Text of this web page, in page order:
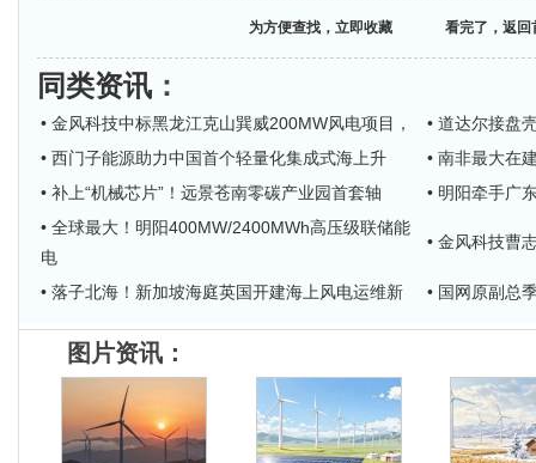
为方便查找，立即收藏 看完了，返回
同类资讯 ：
• 金风科技中标黑龙江克山巽威200MW风电项目，
• 道达尔接盘
• 西门子能源助力中国首个轻量化集成式海上升
• 南非最大在
• 补上“机械芯片”！远景苍南零碳产业园首套轴
• 明阳牵手广
• 全球最大！明阳400MW/2400MWh高压级联储能
电
• 金风科技曹
• 落子北海！新加坡海庭英国开建海上风电运维新 • 国网原副总
图片资讯：